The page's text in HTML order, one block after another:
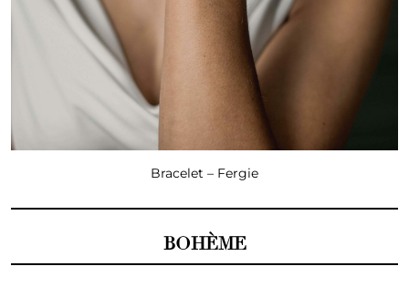
Bracelet – Fergie
BOHÈME